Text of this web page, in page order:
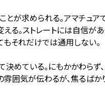
が求められる。アマチュア
る。ストレートには自信が
それだけでは通用しない。
めている。にもかかわらず
雰囲気が伝わるが、焦るば